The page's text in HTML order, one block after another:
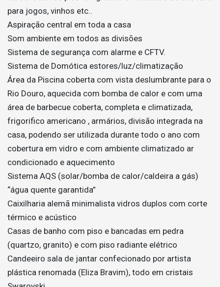
para jogos, vinhos etc..
Aspiração central em toda a casa
Som ambiente em todos as divisões
Sistema de segurança com alarme e CFTV.
Sistema de Domótica estores/luz/climatização
Área da Piscina coberta com vista deslumbrante para o
Rio Douro, aquecida com bomba de calor e com uma
área de barbecue coberta, completa e climatizada,
frigorifico americano , armários, divisão integrada na
casa, podendo ser utilizada durante todo o ano com
cobertura em vidro e com ambiente climatizado ar
condicionado e aquecimento
Sistema AQS (solar/bomba de calor/caldeira a gás)
“água quente garantida”
Caixilharia alemã minimalista vidros duplos com corte
térmico e acústico
Casas de banho com piso e bancadas em pedra
(quartzo, granito) e com piso radiante elétrico
Candeeiro sala de jantar confecionado por artista
plástica renomada (Eliza Bravim), todo em cristais